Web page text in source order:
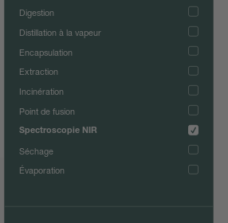
Digestion
Distillation à la vapeur
Encapsulation
Extraction
Incinération
Point de fusion
Spectroscopie NIR
Séchage
Évaporation